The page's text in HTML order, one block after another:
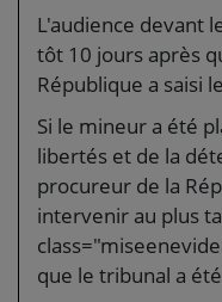
L'audience devant
tôt 10 jours après
République a saisi
Si le mineur a été
libertés et de la
procureur de la
intervenir au plus
que le tribunal a